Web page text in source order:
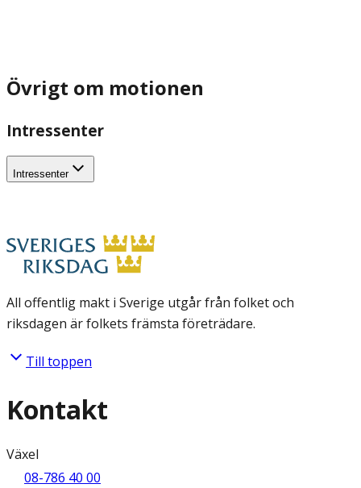
Övrigt om motionen
Intressenter
Intressenter
All offentlig makt i Sverige utgår från folket och
riksdagen är folkets främsta företrädare.
Till toppen
Kontakt
Växel
08-786 40 00